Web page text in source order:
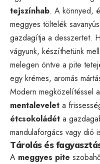
tejszínhab. A könnyed,
meggyes töltelék
gazdagítja a desszertet.
vágyunk, készíthetünk
melegen öntve a pite
egy krémes, aromás
Modern megközelítéssel
mentalevelet a
étcsokoládét a
mandulaforgács vagy dió
Tárolás és
A meggyes pite